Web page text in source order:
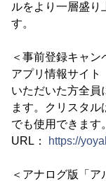
ルをより一層盛
す。
＜事前登録キャン
アプリ情報サイト
いただいた方全員
ます。クリスタ
でも使用できます。
URL：
https://
＜アナログ版「ア